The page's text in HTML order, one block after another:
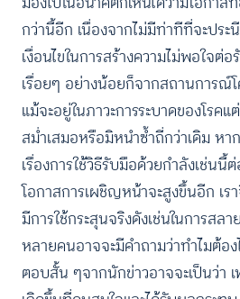
กว่านี้อีก เนื่องจากไม่มีท่าทีที่จะปร
เงื่อนไขในการสร้างความไม่พอใจต่
เรื่อยๆ อย่างน้อยก็จากสถานการณ์
แม้จะอยู่ในภาวะการระบาดของโรค
สม่ำเสมอหรือมิหนำซ้ำถี่กว่าเดิม ห
เรื่องการใช้วิธีรับมือด้วยกำลังเช่นนี้
โอกาสการเผชิญหน้าจะสูงขึ้นอีก เร
มีการใช้กระสุนจริงดังเช่นในการสล
หลายคนอาจจะมีคำถามว่าทำไมต้อ
ตอบสั้น ๆจากนักข่าวอาจจะเป็นว่า